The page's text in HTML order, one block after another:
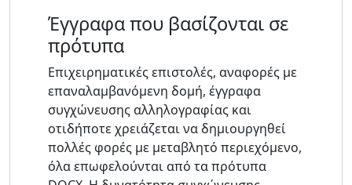
Έγγραφα που βασίζονται σε
πρότυπα
Επιχειρηματικές επιστολές, αναφορές με
επαναλαμβανόμενη δομή, έγγραφα
συγχώνευσης αλληλογραφίας και
οτιδήποτε χρειάζεται να δημιουργηθεί
πολλές φορές με μεταβλητό περιεχόμενο,
όλα επωφελούνται από τα πρότυπα